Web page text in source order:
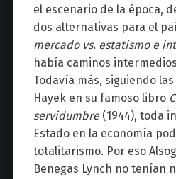
el escenario de la época,
dos alternativas para el
mercado vs. estatismo e
había caminos
Todavía más, siguiendo
Hayek en su famoso libro
servidumbre(1944), toda
Estado en la economía
totalitarismo. Por eso
Benegas Lynch no tenían